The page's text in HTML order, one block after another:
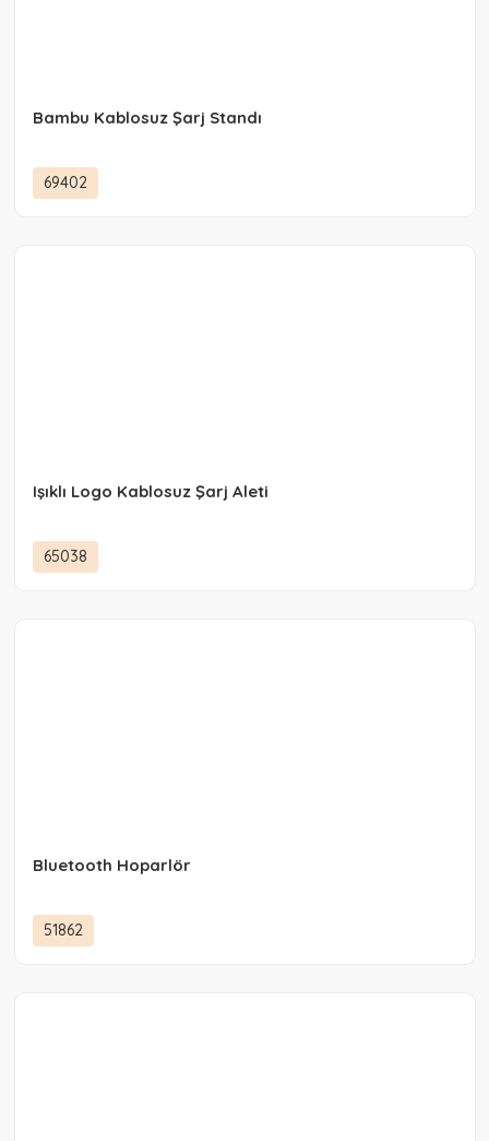
Bambu Kablosuz Şarj Standı
69402
Işıklı Logo Kablosuz Şarj Aleti
65038
Bluetooth Hoparlör
51862